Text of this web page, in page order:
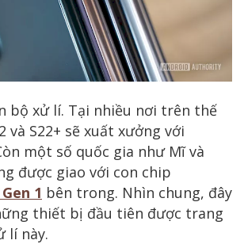
bộ xử lí. Tại nhiều nơi trên thế
và S22+ sẽ xuất xưởng với
một số quốc gia như Mĩ và
được giao với con chip
1 bên trong. Nhìn chung, đây
thiết bị đầu tiên được trang
lí này.